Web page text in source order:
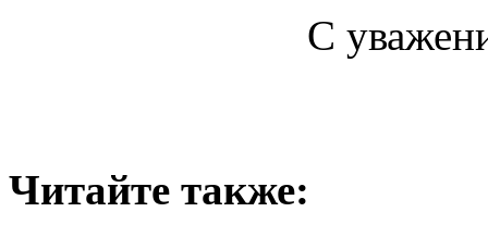
С
Читайте также: